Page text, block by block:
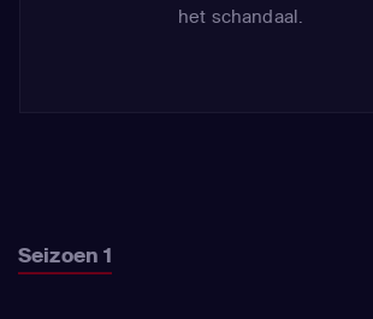
het schandaal.
Seizoen 1